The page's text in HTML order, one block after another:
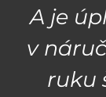
A je
v
ruku